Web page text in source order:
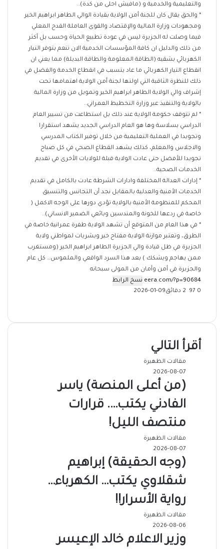
والتعليمية والخدمية و (مافيش احلى من كدة)..
* والحق يقال كان للجنة أمن الولاية بقيادة الوالي الطاهر ابراهيم الخير
ومجهودات وزارة المالية والإقتصاد والقوى العاملة القدح المعلي
فيما وصلت له الجزيرة ليس في عودة تطبيع الحياة وحسب بل أكثر
من ذلك والدليل ان كافة المؤسسات الخدمية الان تنعم بتوفر التيار
الكهربائي بشقيه (الطاقة المعلومة والطاقة البديلة) مما يعني ان
انقطاع التيار الكهربائي ما عاد يتسبب في انقطاع الخدمة والفضل في
ذلك للنظرة الثاقبة التي اولتها لجنة أمن الولاية اهتمامها تحت
إشراف والي الولاية الطاهر ابراهيم الخير وتمويل من وزارة المالية
بالولاية والتنفيذ عبر وزارة التخطيط العمراني..
* لم تتوقف حكومة الولاية عند ذلك بل استطاعت من تسيير العام
الدراسي بسلاسة وها هو العام الدراسي الجديد يشهد استقرارا
وتجويدا في العملية التعليمية من خلال توفير الكتاب المدرسي
والاجلاس والمعلم، كذلك يشهد القطاع الصحي في كل صباح
تجويدا للأفضل حتى عادت الولاية قبلة للولايات الأخرى في تقديم
الخدمات الصحية..
* إدارات العدالة المختلفة وادارات الشرطة عادت بالكامل في تقديم
الخدمات الأمنية والعدلية بالمقابل نجد أن التجانس والتنسيق
المحكم للمنظومة الأمنية بالولاية تؤدي دورها على الوجه الاكمل (
خاصة في ردعها للخونة والمندسين وبائعي الضمير الانساني)..
* في هذا العام من المتوقع أن تشهد الولاية طفرة عمرانية خاصة في
الطرق، وتعتبر موازنة الولاية مفتاح خير وبشريات لمواطني ولاية
الجزيرة في ظل قيادة والي الجزيرة الطاهر ابراهيم الخير (ومستغرب
ممن يهاجم ويشكك ) بعد هذا السرد الواقعي والملموس… كل عام
والجزيرة في أمن وأمان من المولى سبحانه
نسخ الرابط
2026-01-09
0
البريد
أقرأ التالي
مقالات الظهيرة
2026-08-07
(من أعلى المنصة) ياسر
الفادني يكتب…. قرارات
منتصف الليل!
مقالات الظهيرة
2026-08-07
(وجه الحقيقة) إبراهيم
شقلاوي يكتب… الكهرباء…
رواية الأسرار!!
مقالات الظهيرة
2026-08-06
وزير الاعلام خالد الإعيسر